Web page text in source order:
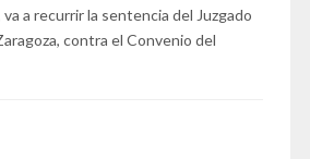
a recurrir la sentencia del Juzgado
contra el Convenio del